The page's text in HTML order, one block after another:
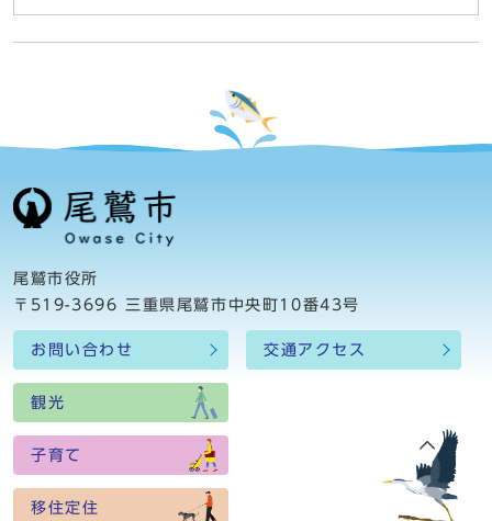
尾鷲市役所
〒519-3696 三重県尾鷲市中央町10番43号
お問い合わせ 交通アクセス
観光
子育て
移住定住